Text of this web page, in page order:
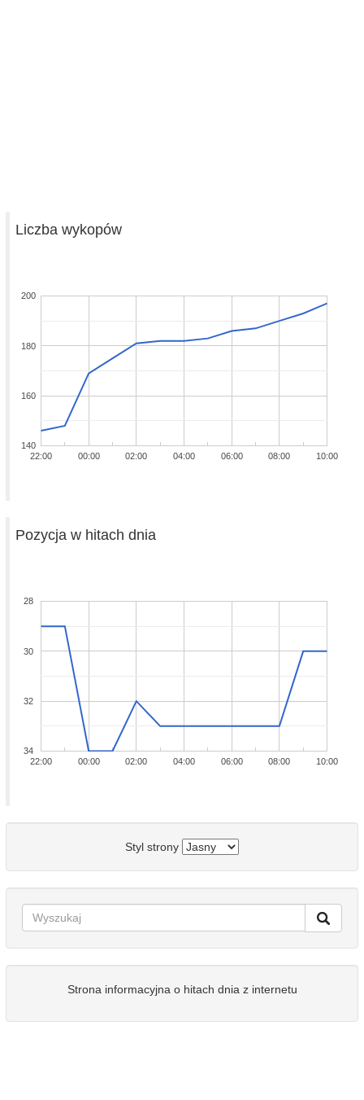
Liczba wykopów
22:00 00:00 02:00 04:00 06:00 08:00 10:00
140
160
180
200
Pozycja w hitach dnia
22:00 00:00 02:00 04:00 06:00 08:00 10:00
28
30
32
34
Styl strony
Strona informacyjna o hitach dnia z internetu